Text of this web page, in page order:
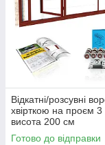
Відкатні/розсувні
хвірткою на проєм
висота 200 см
Готово до відправки